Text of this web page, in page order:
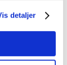
detaljer